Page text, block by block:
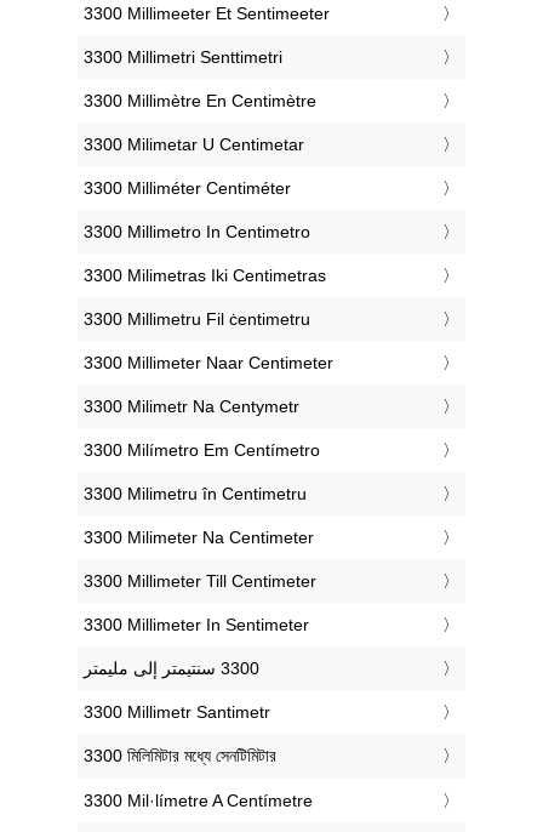
‎3300 Millimeeter Et Sentimeeter
‎3300 Millimetri Senttimetri
‎3300 Millimètre En Centimètre
‎3300 Milimetar U Centimetar
‎3300 Milliméter Centiméter
‎3300 Millimetro In Centimetro
‎3300 Milimetras Iki Centimetras
‎3300 Millimetru Fil ċentimetru
‎3300 Millimeter Naar Centimeter
‎3300 Milimetr Na Centymetr
‎3300 Milímetro Em Centímetro
‎3300 Milimetru în Centimetru
‎3300 Milimeter Na Centimeter
‎3300 Millimeter Till Centimeter
‎3300 Millimeter In Sentimeter
‎3300 Millimetr Santimetr
‎3300 মিলিমিটার মধ্যে সেনটিমিটার
‎3300 Mil·límetre A Centímetre